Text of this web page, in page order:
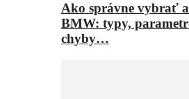
Ako správne vybrať
BMW: typy,
chyby…